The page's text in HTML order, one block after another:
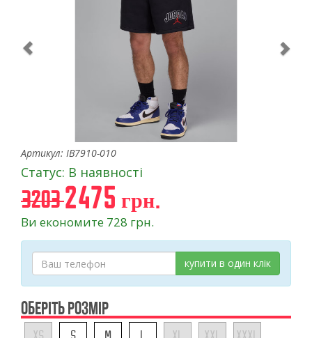
Артикул: IB7910-010
Статус: В наявності
32032475 грн.
Ви економите 728 грн.
купити в один клік
ОБЕРІТЬ РОЗМІР